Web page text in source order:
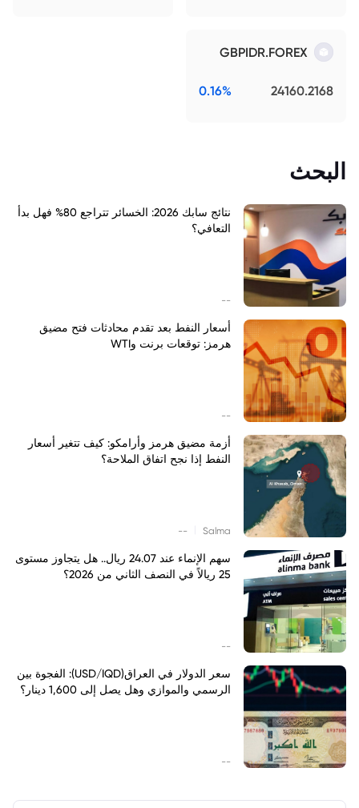
GBPIDR.FOREX
24160.2168
0.16%
البحث
نتائج سابك 2026: الخسائر تتراجع 80% فهل بدأ
التعافي؟
--
أسعار النفط بعد تقدم محادثات فتح مضيق
هرمز: توقعات برنت وWTI
--
أزمة مضيق هرمز وأرامكو: كيف تتغير أسعار
النفط إذا نجح اتفاق الملاحة؟
Salma
--
سهم الإنماء عند 24.07 ريال.. هل يتجاوز مستوى
25 ريالاً في النصف الثاني من 2026؟
--
سعر الدولار في العراق(USD/IQD): الفجوة بين
الرسمي والموازي وهل يصل إلى 1,600 دينار؟
--